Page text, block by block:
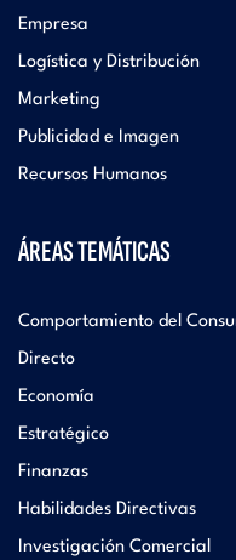
Empresa
Logística y Distribución
Marketing
Publicidad e Imagen
Recursos Humanos
ÁREAS TEMÁTICAS
Comportamiento del
Directo
Economía
Estratégico
Finanzas
Habilidades Directivas
Investigación Comercial